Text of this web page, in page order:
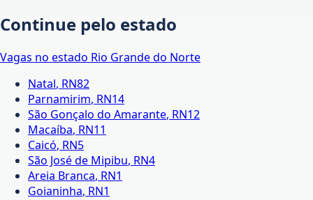
Continue pelo estado
Vagas no estado Rio Grande do Norte
Natal, RN82
Parnamirim, RN14
São Gonçalo do Amarante, RN12
Macaíba, RN11
Caicó, RN5
São José de Mipibu, RN4
Areia Branca, RN1
Goianinha, RN1